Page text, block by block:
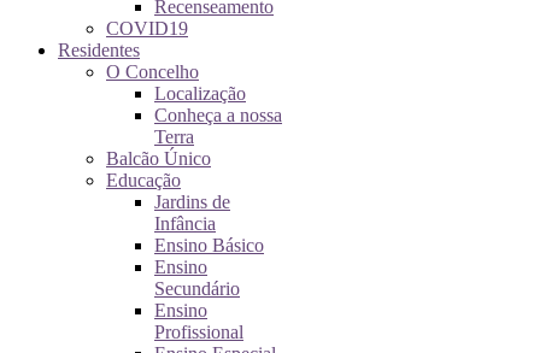
Recenseamento
COVID19
Residentes
O Concelho
Localização
Conheça a nossa
Terra
Balcão Único
Educação
Jardins de
Infância
Ensino Básico
Ensino
Secundário
Ensino
Profissional